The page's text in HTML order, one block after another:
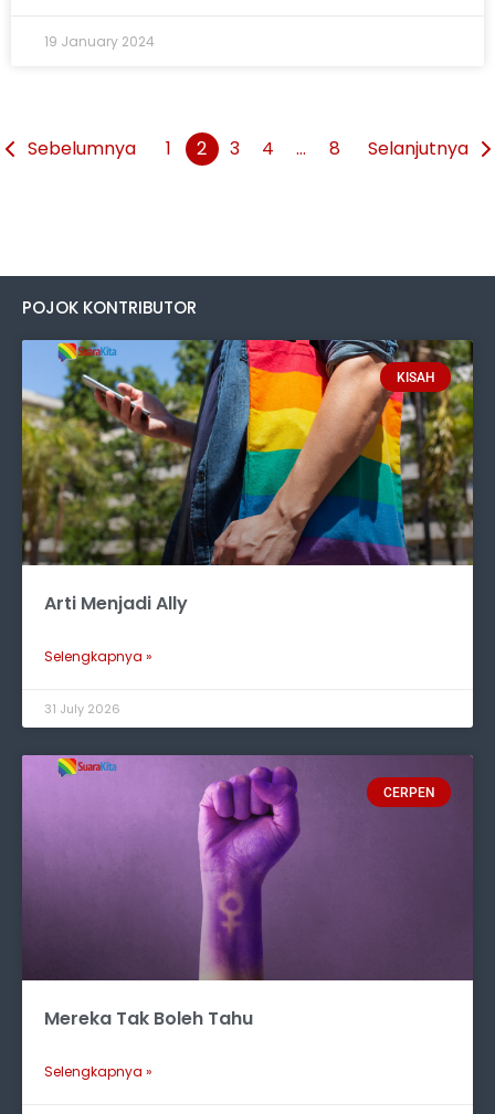
19 January 2024
Sebelumnya 1 2 3 4 … 8 Selanjutnya
POJOK KONTRIBUTOR
KISAH
Arti Menjadi Ally
Selengkapnya »
31 July 2026
CERPEN
Mereka Tak Boleh Tahu
Selengkapnya »